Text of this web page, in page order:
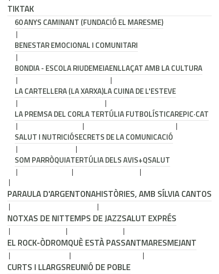
TIKTAK
60 ANYS CAMINANT (FUNDACIÓ EL MARESME)
BENESTAR EMOCIONAL I COMUNITARI
BONDIA - ESCOLA RIUDEMEIAENLLAÇAT AMB LA CULTURA
LA CARTELLERA (LA XARXA)LA CUINA DE L'ESTEVE
LA PREMSA DEL CORLA TERTÚLIA FUTBOLÍSTICAREPIC·CAT
SALUT I NUTRICIÓSECRETS DE LA COMUNICACIÓ
SOM PARRÒQUIATERTÚLIA DELS AVIS+QSALUT
PARAULA D'ARGENTONAHISTÒRIES, AMB SÍLVIA CANTOS
NOTXAS DE NITTEMPS DE JAZZSALUT EXPRÉS
EL ROCK-ÒDROMQUÈ ESTÀ PASSANTMARESMEJANT
CURTS I LLARGSREUNIÓ DE POBLE